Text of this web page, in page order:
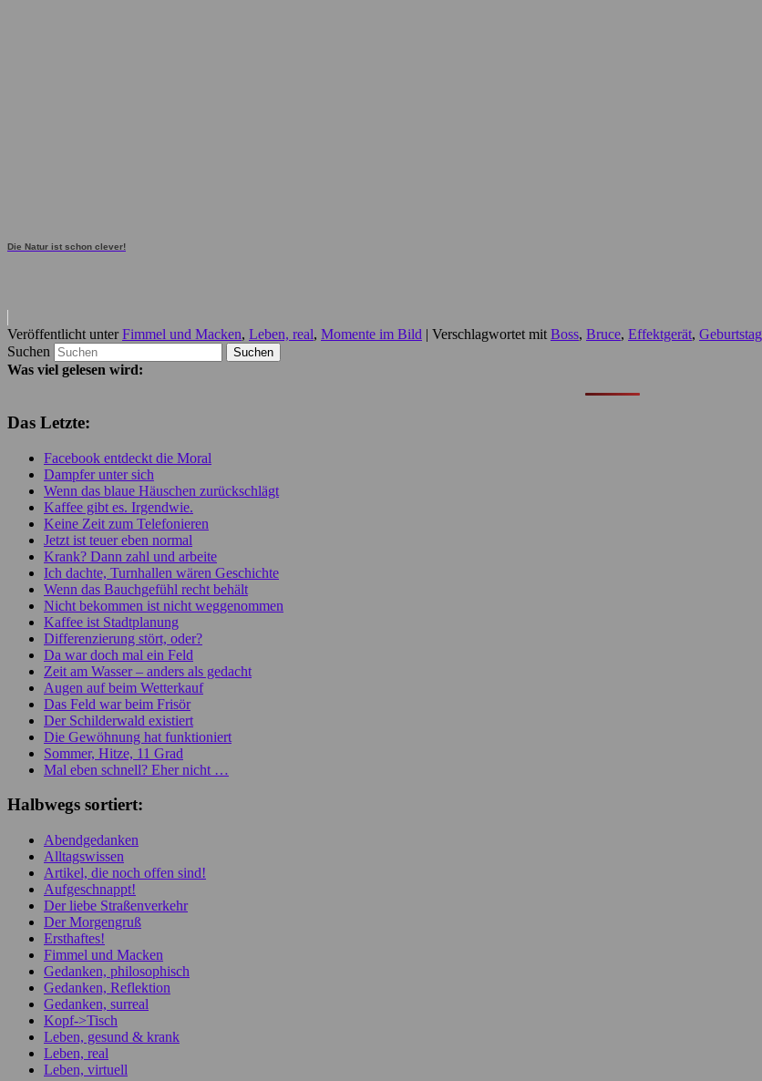
Die Natur ist schon clever!
Veröffentlicht unter Fimmel und Macken, Leben, real, Momente im Bild | Verschlagwortet mit Boss, Bruce, Effektgerät, Geburtstag
Suchen
Was viel gelesen wird:
Das Letzte:
Facebook entdeckt die Moral
Dampfer unter sich
Wenn das blaue Häuschen zurückschlägt
Kaffee gibt es. Irgendwie.
Keine Zeit zum Telefonieren
Jetzt ist teuer eben normal
Krank? Dann zahl und arbeite
Ich dachte, Turnhallen wären Geschichte
Wenn das Bauchgefühl recht behält
Nicht bekommen ist nicht weggenommen
Kaffee ist Stadtplanung
Differenzierung stört, oder?
Da war doch mal ein Feld
Zeit am Wasser – anders als gedacht
Augen auf beim Wetterkauf
Das Feld war beim Frisör
Der Schilderwald existiert
Die Gewöhnung hat funktioniert
Sommer, Hitze, 11 Grad
Mal eben schnell? Eher nicht …
Halbwegs sortiert:
Abendgedanken
Alltagswissen
Artikel, die noch offen sind!
Aufgeschnappt!
Der liebe Straßenverkehr
Der Morgengruß
Ersthaftes!
Fimmel und Macken
Gedanken, philosophisch
Gedanken, Reflektion
Gedanken, surreal
Kopf->Tisch
Leben, gesund & krank
Leben, real
Leben, virtuell